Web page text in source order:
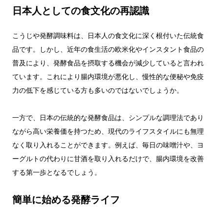
日本人としての食文化の再認識
こうじや発酵調味料は、日本人の食文化に深く根付いた伝統食
品です。しかし、近年の食生活の欧米化やインスタント食品の
普及により、発酵食品を摂取する機会が減少していると言われ
ています。これにより腸内環境が悪化し、慢性的な便秘や免疫
力の低下を感じている方も多いのではないでしょうか。
一方で、日本の伝統的な発酵食品は、シンプルな調理法であり
ながら高い栄養価を持つため、現代のライフスタイルにも無理
なく取り入れることができます。例えば、毎日の味噌汁や、ヨ
ーグルトの代わりに甘酒を取り入れるだけで、腸内環境を改善
する第一歩となるでしょう。
簡単に始める発酵ライフ